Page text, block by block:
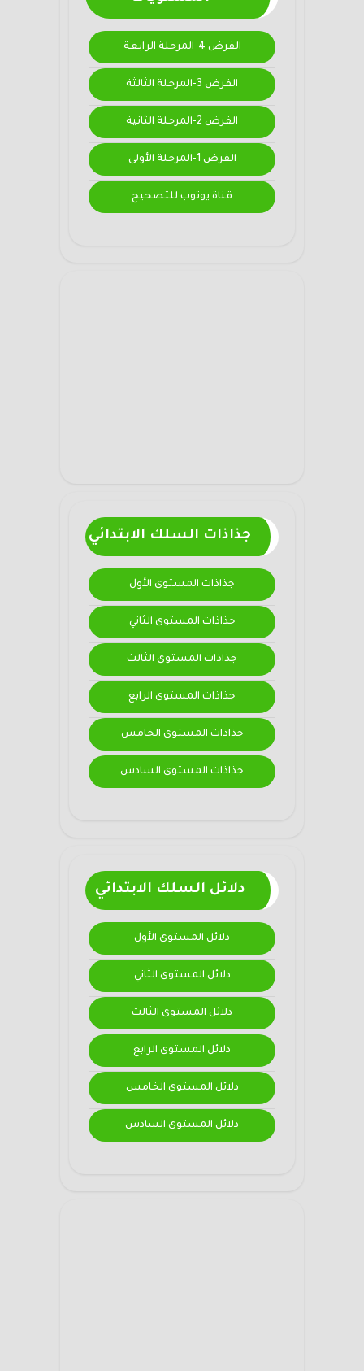
الفرض 4-المرحلة الرابعة
الفرض 3-المرحلة الثالثة
الفرض 2-المرحلة الثانية
الفرض 1-المرحلة الأولى
قناة يوتوب للتصحيح
جذاذات السلك الابتدائي
جذاذات المستوى الأول
جذاذات المستوى الثاني
جذاذات المستوى الثالث
جذاذات المستوى الرابع
جذاذات المستوى الخامس
جذاذات المستوى السادس
دلائل السلك الابتدائي
دلائل المستوى الأول
دلائل المستوى الثاني
دلائل المستوى الثالث
دلائل المستوى الرابع
دلائل المستوى الخامس
دلائل المستوى السادس